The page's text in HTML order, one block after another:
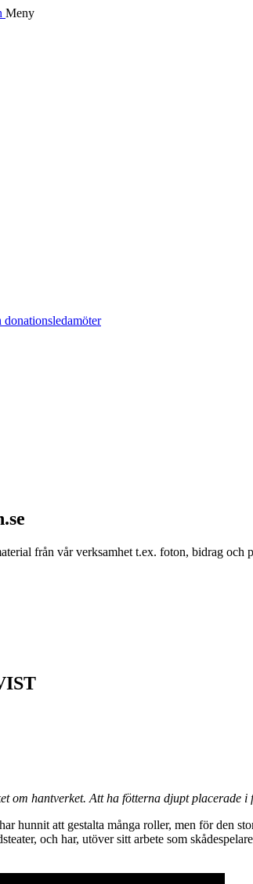
Meny
från vår verksamhet t.ex. foton, bidrag och
om hantverket. Att ha fötterna djupt placerade i
hunnit att gestalta många roller, men för den
och har, utöver sitt arbete som